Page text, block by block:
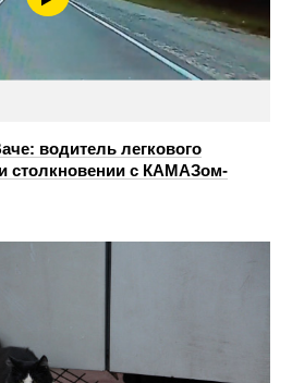
водитель легкового
столкновении с КАМАЗом-